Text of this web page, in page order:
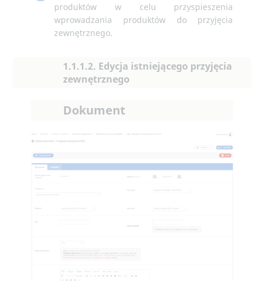
produktów w celu przyspieszenia
wprowadzania produktów do przyjęcia
zewnętrznego.
1.1.1.2. Edycja istniejącego przyjęcia
zewnętrznego
Dokument